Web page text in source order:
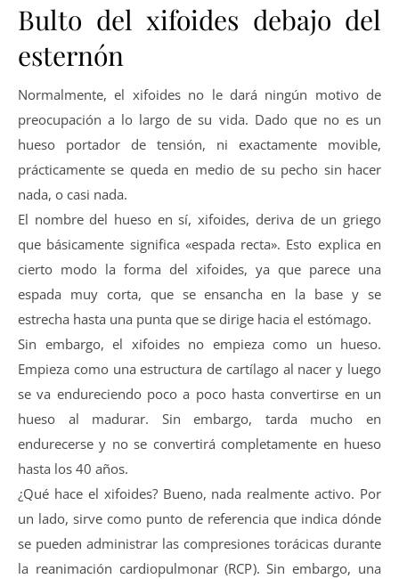
Bulto del xifoides debajo del
esternón
Normalmente, el xifoides no le dará ningún motivo de
preocupación a lo largo de su vida. Dado que no es un
hueso portador de tensión, ni exactamente movible,
prácticamente se queda en medio de su pecho sin hacer
nada, o casi nada.
El nombre del hueso en sí, xifoides, deriva de un griego
que básicamente significa «espada recta». Esto explica en
cierto modo la forma del xifoides, ya que parece una
espada muy corta, que se ensancha en la base y se
estrecha hasta una punta que se dirige hacia el estómago.
Sin embargo, el xifoides no empieza como un hueso.
Empieza como una estructura de cartílago al nacer y luego
se va endureciendo poco a poco hasta convertirse en un
hueso al madurar. Sin embargo, tarda mucho en
endurecerse y no se convertirá completamente en hueso
hasta los 40 años.
¿Qué hace el xifoides? Bueno, nada realmente activo. Por
un lado, sirve como punto de referencia que indica dónde
se pueden administrar las compresiones torácicas durante
la reanimación cardiopulmonar (RCP). Sin embargo, una